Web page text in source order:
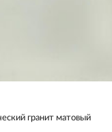
гранит матовый